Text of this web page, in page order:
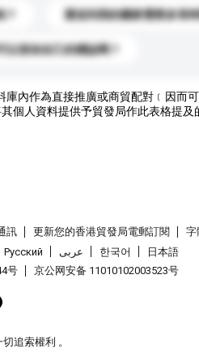
運送到我的國家需要多長時
以添加自己的標誌嗎？
內作為直接推廣或商貿配對﹝因而
個人資料提供予貿發局作此表格提及
訊 更新您的香港貿發局電郵訂閱
字
Pусский عربى 한국어
日本語
号 京公网安备 11010102003523号
追索權利 。